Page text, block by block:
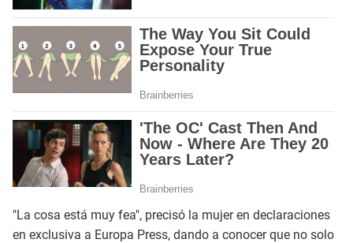
"La cosa está muy fea", precisó la mujer en declaraciones
en exclusiva a Europa Press, dando a conocer que no solo